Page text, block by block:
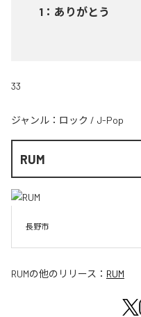
1 ： ありがとう
33
ジャンル： ロック / J-Pop
RUM
長野市
RUMの他のリリース： RUM